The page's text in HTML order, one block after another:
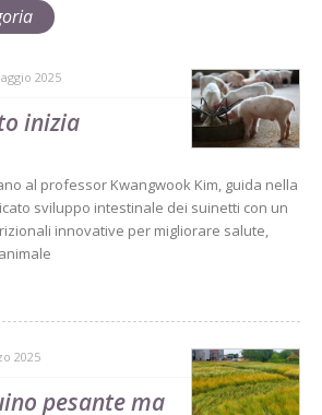
2025
inizia
al professor Kwangwook Kim, guida nella
sviluppo intestinale dei suinetti con un
innovative per migliorare salute,
2025
pesante ma